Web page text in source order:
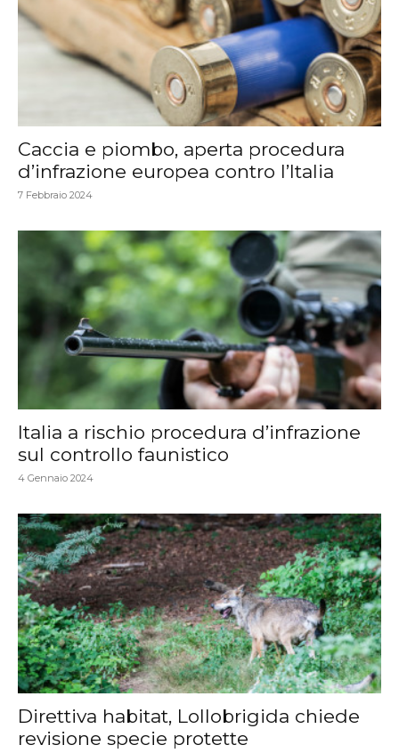
Caccia e piombo, aperta procedura
d’infrazione europea contro l’Italia
7 Febbraio 2024
Italia a rischio procedura d’infrazione
sul controllo faunistico
4 Gennaio 2024
Direttiva habitat, Lollobrigida chiede
revisione specie protette